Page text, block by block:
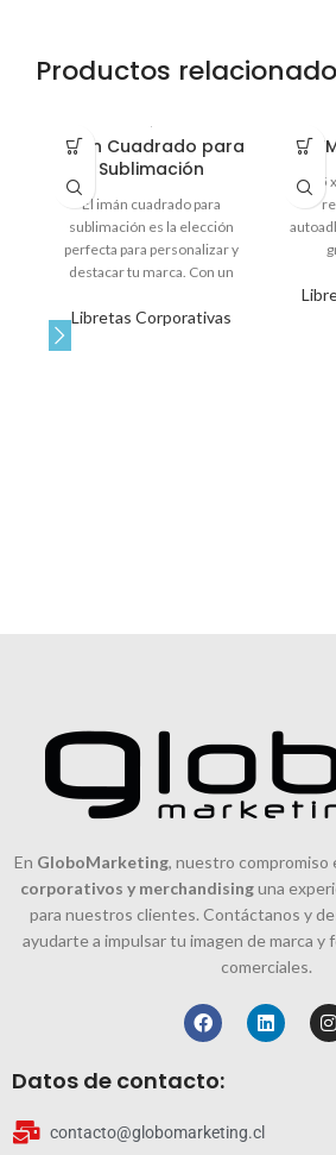
Productos
Imán Cuadrado para
Sublimación
Libretas Corporativas
El imán cuadrado para
sublimación es la elección
perfecta para personalizar y
destacar tu marca. Con un
puntas redondeadas, es ideal
7 x
En GloboMarketing, nuestro compromiso
corporativos y merchandisinguna
para nuestros clientes. Contáctanos y
ayudarte a impulsar tu imagen de marca
comerciales.
Datos de contacto:
contacto@globomarketing.cl